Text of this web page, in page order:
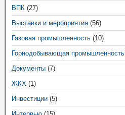
ВПК (27)
Выставки и мероприятия (56)
Газовая промышленность (10)
Горнодобывающая промышленность
Документы (7)
ЖКХ (1)
Инвестиции (5)